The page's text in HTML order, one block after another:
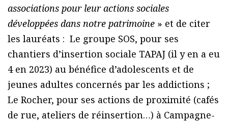
associations pour leur actions sociales
développées dans notre patrimoine » et de citer
les lauréats : Le groupe SOS, pour ses
chantiers d’insertion sociale TAPAJ (il y en a eu
4 en 2023) au bénéfice d’adolescents et de
jeunes adultes concernés par les addictions ;
Le Rocher, pour ses actions de proximité (cafés
de rue, ateliers de réinsertion…) à Campagne-